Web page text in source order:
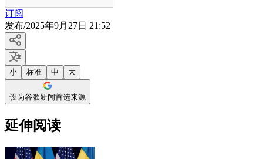
订阅
发布/2025年9月27日 21:52
小 标准 中 大
设为谷歌新闻首选来源
延伸阅读